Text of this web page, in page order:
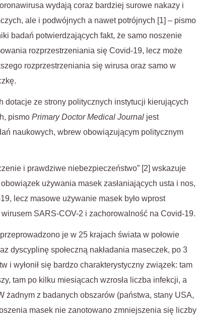
wydają coraz bardziej surowe nakazy i
ale i podwójnych a nawet potrójnych [1] – pismo
badań potwierdzających fakt, że samo noszenie
rozprzestrzeniania się Covid-19, lecz może
rozprzestrzeniania się wirusa oraz samo w
ze strony politycznych instytucji kierujących
pismo Primary Doctor Medical Journal jest
naukowych, wbrew obowiązującym politycznym
i prawdziwe niebezpieczeństwo” [2] wskazuje
używania masek zasłaniających usta i nos,
lecz masowe używanie masek było wprost
SARS-COV-2 i zachorowalność na Covid-19.
je w 25 krajach świata w połowie
dyscyplinę społeczną nakładania maseczek, po 3
i wyłonił się bardzo charakterystyczny związek: tam
tam po kilku miesiącach wzrosła liczba infekcji, a
żadnym z badanych obszarów (państwa, stany USA,
masek nie zanotowano zmniejszenia się liczby